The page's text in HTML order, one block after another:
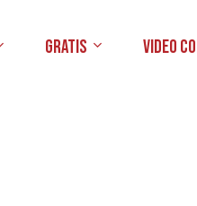
Gratis Video